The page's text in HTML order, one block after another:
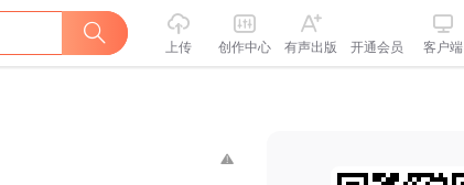
上传 创作中心 有声出版 开通会员 客户端